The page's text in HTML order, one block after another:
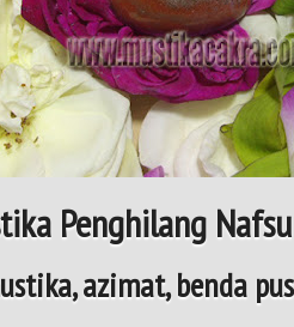
Penghilang
azimat, benda